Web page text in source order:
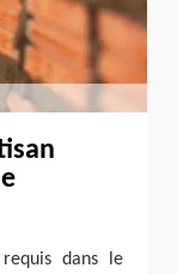
dans le